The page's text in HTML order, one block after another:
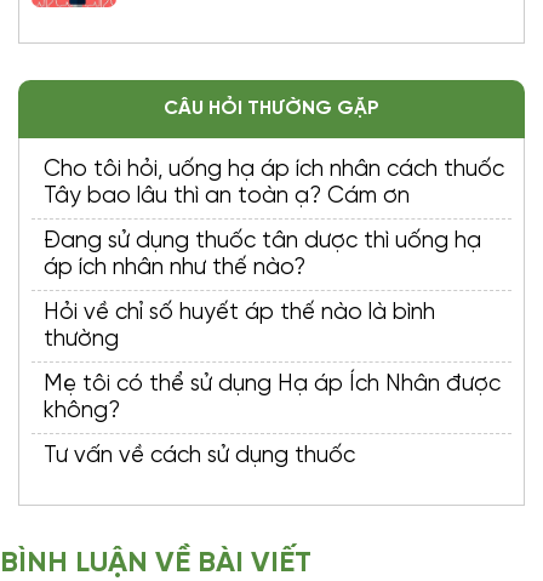
CÂU HỎI THƯỜNG GẶP
Cho tôi hỏi, uống hạ áp ích nhân cách thuốc
Tây bao lâu thì an toàn ạ? Cám ơn
Đang sử dụng thuốc tân dược thì uống hạ
áp ích nhân như thế nào?
Hỏi về chỉ số huyết áp thế nào là bình
thường
Mẹ tôi có thể sử dụng Hạ áp Ích Nhân được
không?
Tư vấn về cách sử dụng thuốc
BÌNH LUẬN VỀ BÀI VIẾT